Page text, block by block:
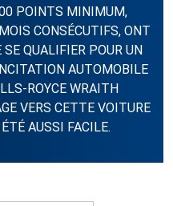
POINTS MINIMUM,
CONSÉCUTIFS, ONT
QUALIFIER POUR UN
AUTOMOBILE
ROYCE WRAITH
VERS CETTE VOITURE
AUSSI FACILE.